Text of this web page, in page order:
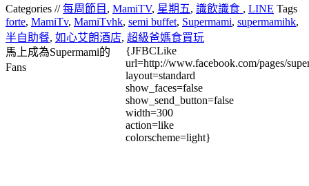
Categories //每周節目 , MamiTV, 星期五, 識飲識食 , LINE Tags
forte, MamiTv, MamiTvhk, semi buffet, Supermami, supermamihk,
半自助餐, 如心艾朗酒店, 超級爸媽食買玩
馬上成為Supermami的
Fans
{JFBCLike
url=http://www.facebook.com/pages/
layout=standard
show_faces=false
show_send_button=false
width=300
action=like
colorscheme=light}